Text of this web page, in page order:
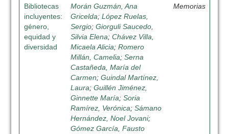
Bibliotecas
incluyentes:
género,
equidad y
diversidad
Morán Guzmán, Ana
Gricelda; López Ruelas,
Sergio; Giorguli Saucedo,
Silvia Elena; Chávez Villa,
Micaela Alicia; Romero
Millán, Camelia; Serna
Castañeda, María del
Carmen; Guindal Martínez,
Laura; Guillén Jiménez,
Ginnette María; Soria
Ramírez, Verónica; Sámano
Hernández, Noel Jovani;
Gómez García, Fausto
Memorias